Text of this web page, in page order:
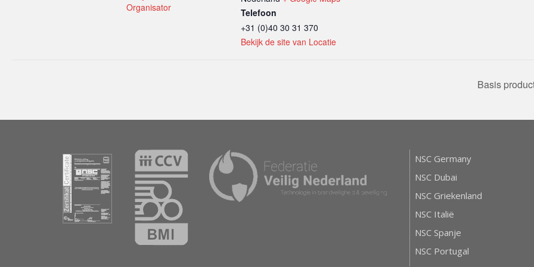
Organisator
Telefoon
+31 (0)40 30 31 370
Bekijk de site van Locatie
Basis
NSC Germany
NSC Dubai
NSC Griekenland
NSC Italië
NSC Spanje
NSC Portugal